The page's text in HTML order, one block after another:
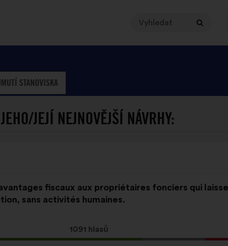
Chceš-
provést
musí
obsahovat
znaky
140
do
Vyhledat
STANOVISKA
JEJÍ NEJNOVĚJŠÍ NÁVRHY:
fiscaux aux propriétaires fonciers qui
sans activités humaines.
Tento
návrh
1091 hlasů